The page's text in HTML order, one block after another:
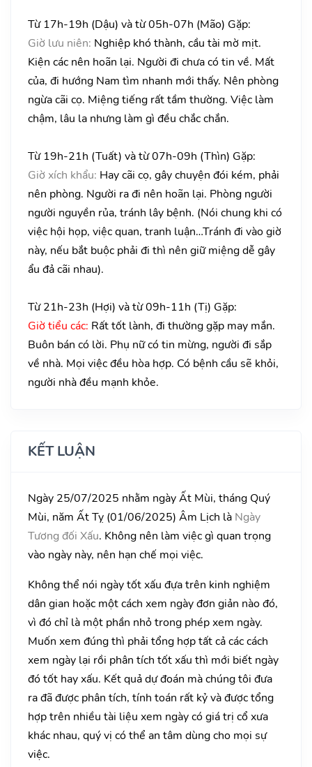
Từ 17h-19h (Dậu) và từ 05h-07h (Mão) Gặp:
Giờ lưu niên: Nghiệp khó thành, cầu tài mờ mịt.
Kiện các nên hoãn lại. Người đi chưa có tin về. Mất
của, đi hướng Nam tìm nhanh mới thấy. Nên phòng
ngừa cãi cọ. Miệng tiếng rất tầm thường. Việc làm
chậm, lâu la nhưng làm gì đều chắc chắn.
Từ 19h-21h (Tuất) và từ 07h-09h (Thìn) Gặp:
Giờ xích khẩu: Hay cãi cọ, gây chuyện đói kém, phải
nên phòng. Người ra đi nên hoãn lại. Phòng người
người nguyền rủa, tránh lây bệnh. (Nói chung khi có
việc hội họp, việc quan, tranh luận…Tránh đi vào giờ
này, nếu bắt buộc phải đi thì nên giữ miệng dễ gây
ẩu đả cãi nhau).
Từ 21h-23h (Hợi) và từ 09h-11h (Tị) Gặp:
Giờ tiểu các: Rất tốt lành, đi thường gặp may mắn.
Buôn bán có lời. Phụ nữ có tin mừng, người đi sắp
về nhà. Mọi việc đều hòa hợp. Có bệnh cầu sẽ khỏi,
người nhà đều mạnh khỏe.
KẾT LUẬN
Ngày 25/07/2025 nhằm ngày Ất Mùi, tháng Quý
Mùi, năm Ất Tỵ (01/06/2025) Âm Lịch là Ngày
Tương đối Xấu. Không nên làm việc gì quan trọng
vào ngày này, nên hạn chế mọi việc.
Không thể nói ngày tốt xấu đựa trên kinh nghiệm
dân gian hoặc một cách xem ngày đơn giản nào đó,
vì đó chỉ là một phần nhỏ trong phép xem ngày.
Muốn xem đúng thì phải tổng hợp tất cả các cách
xem ngày lại rồi phân tích tốt xấu thì mới biết ngày
đó tốt hay xấu. Kết quả dự đoán mà chúng tôi đưa
ra đã được phân tích, tính toán rất kỷ và được tổng
hợp trên nhiều tài liệu xem ngày có giá trị cổ xưa
khác nhau, quý vị có thể an tâm dùng cho mọi sự
việc.